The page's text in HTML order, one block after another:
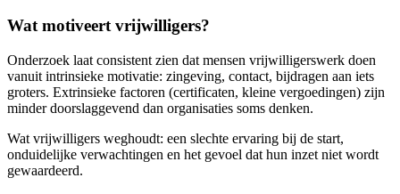
Wat motiveert vrijwilligers?
Onderzoek laat consistent zien dat mensen vrijwilligerswerk doen
vanuit intrinsieke motivatie: zingeving, contact, bijdragen aan iets
groters. Extrinsieke factoren (certificaten, kleine vergoedingen) zijn
minder doorslaggevend dan organisaties soms denken.
Wat vrijwilligers weghoudt: een slechte ervaring bij de start,
onduidelijke verwachtingen en het gevoel dat hun inzet niet wordt
gewaardeerd.